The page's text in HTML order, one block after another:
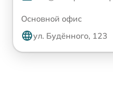
Основной офис
ул. Будённого, 123